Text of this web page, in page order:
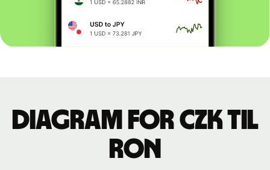
Diagram for CZK til
RON